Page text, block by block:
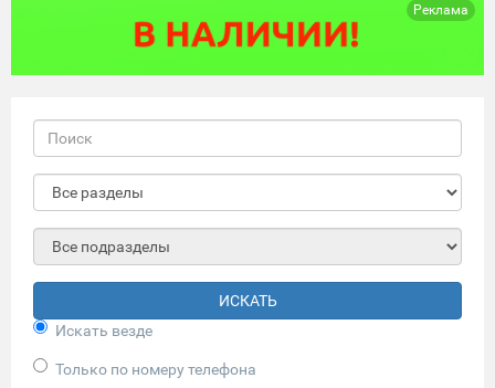
Реклама
ИСКАТЬ
Искать везде
Только по номеру телефона